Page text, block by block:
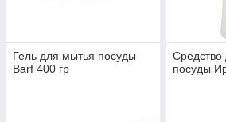
Гель для мытья посуды
Barf 400 гр
Средство
посуды